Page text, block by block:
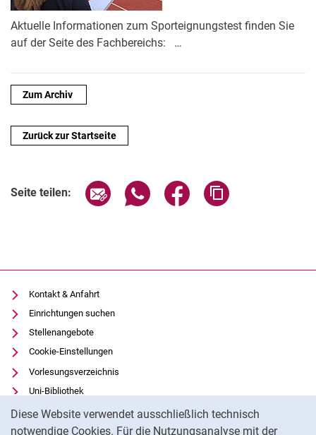
Diese Website verwendet ausschließlich technisch
notwendige Cookies. Für die Nutzungsanalyse mit der
Aktuelle Informationen zum Sporteignungstest finden Sie
auf der Seite des Fachbereichs: …
Zum Archiv
Zurück zur Startseite
Seite teilen: Seite über E-Mail teilen
Seite über WhatsApp teilen
Seite über Facebook
Kontakt & Anfahrt
Einrichtungen suchen
Stellenangebote
Cookie-Einstellungen
Vorlesungsverzeichnis
Uni-Bibliothek
Moodle
Panopto